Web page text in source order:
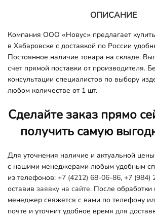
ОПИСАНИЕ
Компания ООО «Новус» предлагает
в Хабаровске с доставкой по России
Постоянное наличие товара на складе.
счет прямой поставки от производителя.
консультации специалистов по выбору
любом количестве от 1 шт.
Сделайте заказ прямо
получить самую
Для уточнения наличие и актуальной
с нашими менеджерами любым удобным
из телефонов: +7 (4212) 68-06-86, +7 (984)
оставив заявку на сайте. После обработки
менеджер свяжется с вами по телефону
почте и уточнит удобное время для